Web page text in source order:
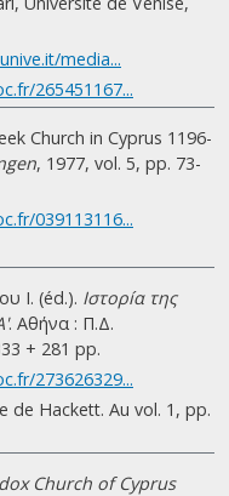
media...
265451167...
Church in Cyprus 1196-
, 1977, vol. 5, pp. 73-
039113116...
Ι. (éd.). Ιστορíα της
. Αθήνα : Π.Δ.
+ 281 pp.
273626329...
de Hackett. Au vol. 1, pp.
Church of Cyprus